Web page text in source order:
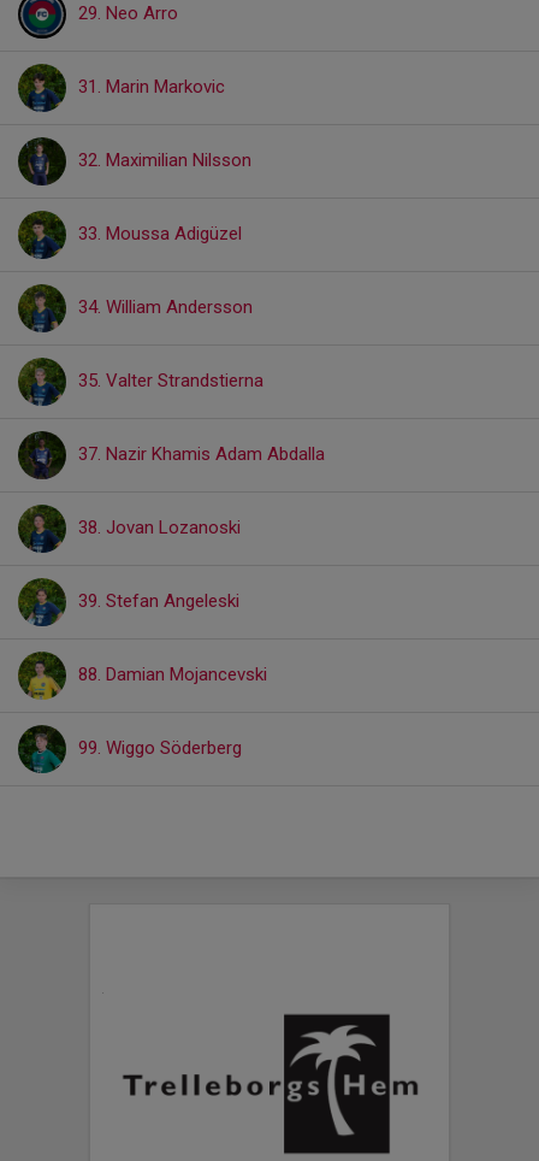
29. Neo Arro
31. Marin Markovic
32. Maximilian Nilsson
33. Moussa Adigüzel
34. William Andersson
35. Valter Strandstierna
37. Nazir Khamis Adam Abdalla
38. Jovan Lozanoski
39. Stefan Angeleski
88. Damian Mojancevski
99. Wiggo Söderberg